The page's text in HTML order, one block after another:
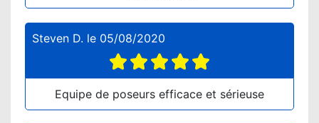
Steven D. le 05/08/2020
Equipe de poseurs efficace et sérieuse